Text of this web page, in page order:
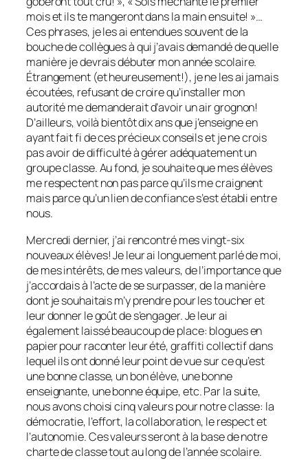
mois et ils te mangeront dans la main ensuite! »…
Ces phrases, je les ai entendues souvent de la
bouche de collègues à qui j’avais demandé de quelle
manière je devrais débuter mon année scolaire.
Étrangement (et heureusement!), je ne les ai jamais
écoutées, refusant de croire qu’installer mon
autorité me demanderait d’avoir un air grognon!
D’ailleurs, voilà bientôt dix ans que j’enseigne en
ayant fait fi de ces précieux conseils et je ne crois
pas avoir de difficulté à gérer adéquatement un
groupe classe. Au fond, je souhaite que mes élèves
me respectent non pas parce qu’ils me craignent
mais parce qu’un lien de confiance s’est établi entre
nous.
Mercredi dernier, j’ai rencontré mes vingt-six
nouveaux élèves! Je leur ai longuement parlé de moi,
de mes intérêts, de mes valeurs, de l’importance que
j’accordais à l’acte de se surpasser, de la manière
dont je souhaitais m’y prendre pour les toucher et
leur donner le goût de s’engager. Je leur ai
également laissé beaucoup de place: blogues en
papier pour raconter leur été, graffiti collectif dans
lequel ils ont donné leur point de vue sur ce qu’est
une bonne classe, un bon élève, une bonne
enseignante, une bonne équipe, etc. Par la suite,
nous avons choisi cinq valeurs pour notre classe: la
démocratie, l’effort, la collaboration, le respect et
l’autonomie. Ces valeurs seront à la base de notre
charte de classe tout au long de l’année scolaire.